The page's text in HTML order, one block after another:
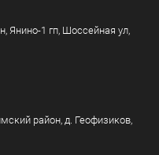
Янино-1 гп, Шоссейная ул,
район, д. Геофизиков,